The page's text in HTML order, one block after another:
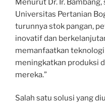
Universitas Pertanian
turunnya stok pangan,
inovatif dan
memanfaatkan
meningkatkan produksi
mereka.”
Salah satu solusi yang